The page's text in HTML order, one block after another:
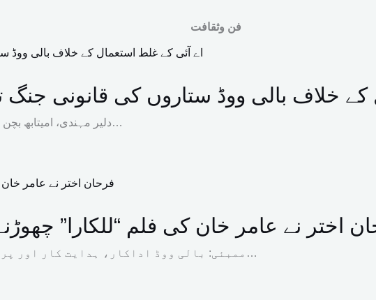
فن وثقافت
خلاف بالی ووڈ ستاروں کی قانونی جنگ
دلیر مہندی، امیتابھ بچن ، ایشوریہ رائے اور دیگر کی طرح بالی ووڈ کی معروف…
اختر نے عامر خان کی فلم “للکارا”
ممبئی: بالی ووڈ اداکار، ہدایت کار اور پروڈیوسر فرحان اختر نے عامر خان اور ہدایت…